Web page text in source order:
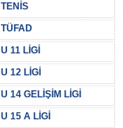
TENİS
TÜFAD
U 11 LİGİ
U 12 LİGİ
U 14 GELİŞİM LİGİ
U 15 A LİGİ